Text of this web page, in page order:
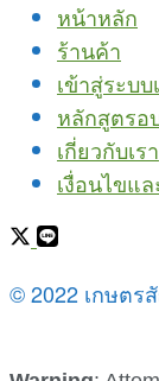
หน้าหลัก
ร้านค้า
เข้าสู่ระบ
หลักสูตรอ
เกี่ยวกับเรา
เงื่อนไขแ
© 2022 เกษตร